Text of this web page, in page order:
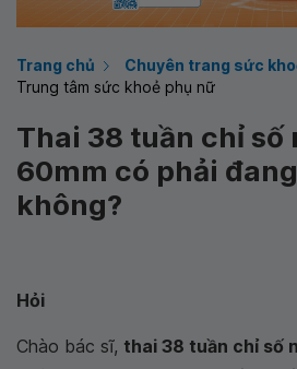
Trang chủ
Chuyên trang sức
Trung tâm sức khoẻ phụ nữ
Thai 38 tuần chỉ số
60mm có phải
không?
Hỏi
Chào bác sĩ, thai 38 tuần chỉ số